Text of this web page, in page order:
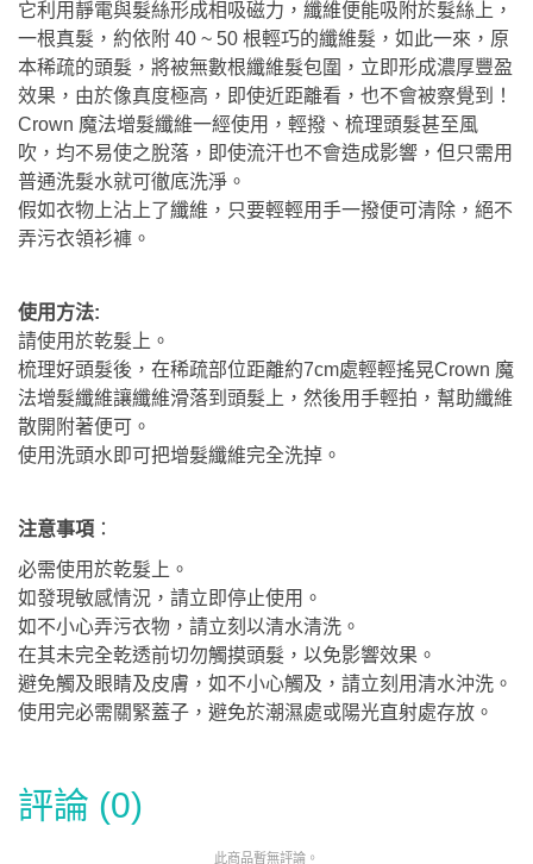
它利用靜電與髮絲形成相吸磁力，纖維便能吸附於髮絲上，
一根真髮，約依附 40 ~ 50 根輕巧的纖維髮，如此一來，原
本稀疏的頭髮，將被無數根纖維髮包圍，立即形成濃厚豐盈
效果，由於像真度極高，即使近距離看，也不會被察覺到！
Crown 魔法增髮纖維一經使用，輕撥、梳理頭髮甚至風
吹，均不易使之脫落，即使流汗也不會造成影響，但只需用
普通洗髮水就可徹底洗淨。
假如衣物上沾上了纖維，只要輕輕用手一撥便可清除，絕不
弄污衣領衫褲。
使用方法:
請使用於乾髮上。
梳理好頭髮後，在稀疏部位距離約7cm處輕輕搖晃Crown 魔
法增髮纖維讓纖維滑落到頭髮上，然後用手輕拍，幫助纖維
散開附著便可。
使用洗頭水即可把增髮纖維完全洗掉。
注意事項 ：
必需使用於乾髮上。
如發現敏感情況，請立即停止使用。
如不小心弄污衣物，請立刻以清水清洗。
在其未完全乾透前切勿觸摸頭髮，以免影響效果。
避免觸及眼睛及皮膚，如不小心觸及，請立刻用清水沖洗。
使用完必需關緊蓋子，避免於潮濕處或陽光直射處存放。
評論 (0)
此商品暫無評論。